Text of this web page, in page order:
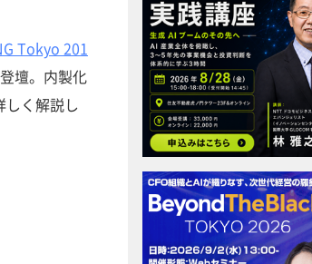
Tokyo 201
壇。内製化
く解説し